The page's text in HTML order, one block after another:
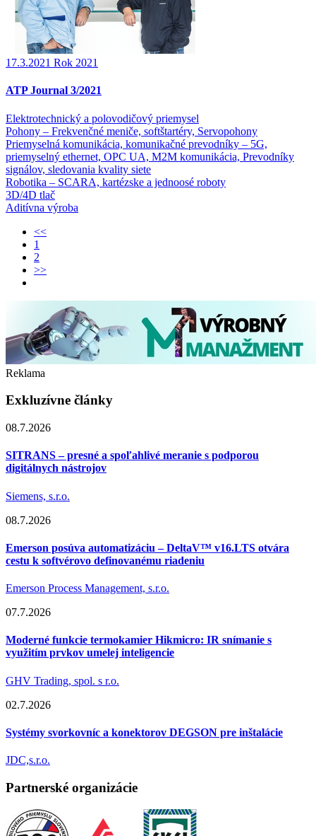
17.3.2021 Rok 2021
ATP Journal 3/2021
Elektrotechnický a polovodičový priemysel
Pohony – Frekvenčné meniče, softštartéry, Servopohony
Priemyselná komunikácia, komunikačné prevodníky – 5G,
priemyselný ethernet, OPC UA, M2M komunikácia, Prevodníky
signálov, sledovania kvality siete
Robotika – SCARA, kartézske a jednoosé roboty
3D/4D tlač
Aditívna výroba
<<
1
2
>>
Reklama
Exkluzívne články
08.7.2026
SITRANS – presné a spoľahlivé meranie s podporou
digitálnych nástrojov
Siemens, s.r.o.
08.7.2026
Emerson posúva automatizáciu – DeltaV™ v16.LTS otvára
cestu k softvérovo definovanému riadeniu
Emerson Process Management, s.r.o.
07.7.2026
Moderné funkcie termokamier Hikmicro: IR snímanie s
využitím prvkov umelej inteligencie
GHV Trading, spol. s r.o.
02.7.2026
Systémy svorkovníc a konektorov DEGSON pre inštalácie
JDC,s.r.o.
Partnerské organizácie